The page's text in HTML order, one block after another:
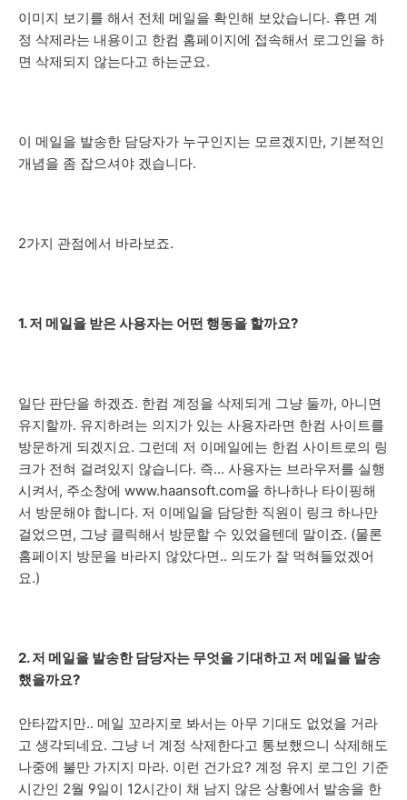
이미지 보기를 해서 전체 메일을 확인해 보았습니다. 휴면 계
정 삭제라는 내용이고 한컴 홈페이지에 접속해서 로그인을 하
면 삭제되지 않는다고 하는군요.
이 메일을 발송한 담당자가 누구인지는 모르겠지만, 기본적인
개념을 좀 잡으셔야 겠습니다.
2가지 관점에서 바라보죠.
1. 저 메일을 받은 사용자는 어떤 행동을 할까요?
일단 판단을 하겠죠. 한컴 계정을 삭제되게 그냥 둘까, 아니면
유지할까. 유지하려는 의지가 있는 사용자라면 한컴 사이트를
방문하게 되겠지요. 그런데 저 이메일에는 한컴 사이트로의 링
크가 전혀 걸려있지 않습니다. 즉... 사용자는 브라우저를 실행
시켜서, 주소창에 www.haansoft.com을 하나하나 타이핑해
서 방문해야 합니다. 저 이메일을 담당한 직원이 링크 하나만
걸었으면, 그냥 클릭해서 방문할 수 있었을텐데 말이죠. (물론
홈페이지 방문을 바라지 않았다면.. 의도가 잘 먹혀들었겠어
요.)
2. 저 메일을 발송한 담당자는 무엇을 기대하고 저 메일을 발송
했을까요?
안타깝지만.. 메일 꼬라지로 봐서는 아무 기대도 없었을 거라
고 생각되네요. 그냥 너 계정 삭제한다고 통보했으니 삭제해도
나중에 불만 가지지 마라. 이런 건가요? 계정 유지 로그인 기준
시간인 2월 9일이 12시간이 채 남지 않은 상황에서 발송을 한